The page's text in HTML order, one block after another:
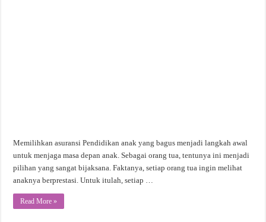
Memilihkan asuransi Pendidikan anak yang bagus menjadi langkah awal
untuk menjaga masa depan anak. Sebagai orang tua, tentunya ini menjadi
pilihan yang sangat bijaksana. Faktanya, setiap orang tua ingin melihat
anaknya berprestasi. Untuk itulah, setiap …
Read More »